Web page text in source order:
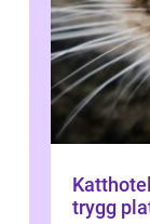
Katthotell i
trygg